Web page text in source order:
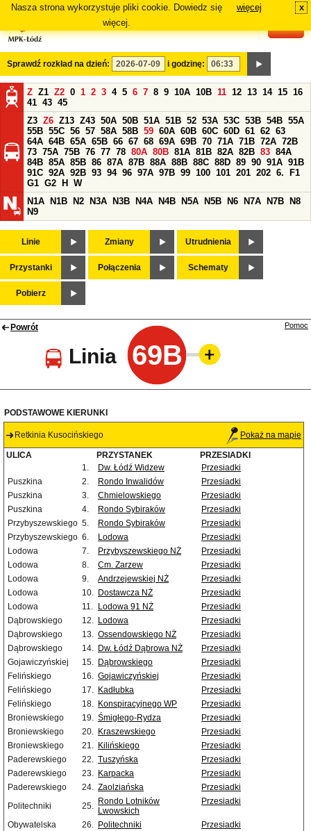
Nasza strona wykorzystuje pliki cookie. Dowiedz się
więcej.
więcej x
Sprawdź rozkład na dzień: i godzinę:
Z Z1 Z2 0 1 2 3 4 5 6 7 8 9 10A 10B 11 12 13 14 15 16
41 43 45
Z3 Z6 Z13 Z43 50A 50B 51A 51B 52 53A 53C 53B 54B 55A
55B 55C 56 57 58A 58B 59 60A 60B 60C 60D 61 62 63
64A 64B 65A 65B 66 67 68 69A 69B 70 71A 71B 72A 72B
73 75A 75B 76 77 78 80A 80B 81A 81B 82A 82B 83 84A
84B 85A 85B 86 87A 87B 88A 88B 88C 88D 89 90 91A 91B
91C 92A 92B 93 94 96 97A 97B 99 100 101 201 202 6.
F1
G1 G2 H
W
N1A
N1B N2 N3A N3B N4A N4B N5A N5B N6 N7A N7B
N8
N9
Linie Zmiany Utrudnienia
Przystanki Połączenia Schematy
Pobierz
Powrót
Linia 69B
Pomoc
PODSTAWOWE KIERUNKI
Retkinia Kusocińskiego Pokaż na mapie
ULICA PRZYSTANEK
PRZESIADKI
1.
Dw. Łódź Widzew
Przesiadki
Puszkina
2. Rondo Inwalidów
Przesiadki
Puszkina
3. Chmielowskiego
Przesiadki
Puszkina
4. Rondo Sybiraków
Przesiadki
Przybyszewskiego 5. Rondo Sybiraków
Przesiadki
Przybyszewskiego 6. Lodowa
Przesiadki
Lodowa
7. Przybyszewskiego NŻ
Przesiadki
Lodowa
8. Cm. Zarzew
Przesiadki
Lodowa
9. Andrzejewskiej NŻ
Przesiadki
Lodowa
10. Dostawcza NŻ
Przesiadki
Lodowa
11. Lodowa 91 NŻ
Przesiadki
Dąbrowskiego
12. Lodowa
Przesiadki
Dąbrowskiego
13. Ossendowskiego NŻ
Przesiadki
Dąbrowskiego
14. Dw. Łódź Dąbrowa NŻ
Przesiadki
Gojawiczyńskiej
15. Dąbrowskiego
Przesiadki
Felińskiego
16. Gojawiczyńskiej
Przesiadki
Felińskiego
17. Kadłubka
Przesiadki
Felińskiego
18. Konspiracyjnego WP
Przesiadki
Broniewskiego
19. Śmigłego-Rydza
Przesiadki
Broniewskiego
20. Kraszewskiego
Przesiadki
Broniewskiego
21. Kilińskiego
Przesiadki
Paderewskiego
22. Tuszyńska
Przesiadki
Paderewskiego
23. Karpacka
Przesiadki
Paderewskiego
24. Zaolziańska
Przesiadki
Politechniki
25. Rondo Lotników
Lwowskich
Przesiadki
Obywatelska 26. Politechniki
Przesiadki